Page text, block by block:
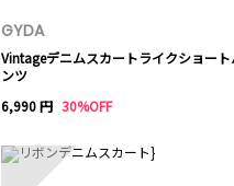
GYDA
Vintageデニムスカートライクショート
ンツ
6,990 円 30%OFF